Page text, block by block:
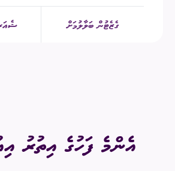
ގެޒެޓުން ބަލާލުމަށް
އެންމެ ފަހުގެ އިތުރު